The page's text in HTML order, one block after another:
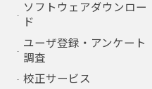
ソフトウェアダウンロー
ド
ユーザ登録・アンケート
調査
校正サービス